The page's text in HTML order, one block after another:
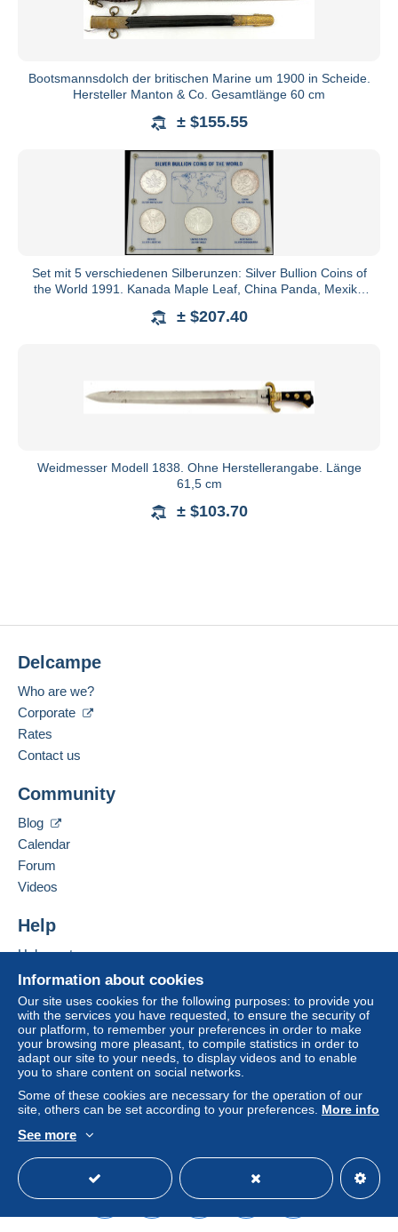
Bootsmannsdolch der britischen Marine um 1900 in Scheide.
Hersteller Manton & Co. Gesamtlänge 60 cm
± $155.55
Set mit 5 verschiedenen Silberunzen: Silver Bullion Coins of
the World 1991. Kanada Maple Leaf, China Panda, Mexiko
± $207.40
Weidmesser Modell 1838. Ohne Herstellerangabe. Länge
61,5 cm
± $103.70
Information about cookies
Our site uses cookies for the following purposes: to provide you
with the services you have requested, to ensure the security of
our platform, to remember your preferences in order to make
your browsing more pleasant, to compile statistics in order to
adapt our site to your needs, to display videos and to enable
you to share content on social networks.
Some of these cookies are necessary for the operation of our
site, others can be set according to your preferences. More info
See more
Delcampe
Who are we?
Corporate
Rates
Contact us
Community
Blog
Calendar
Forum
Videos
Help
Help center
Buying on Delcampe
Selling on Delcampe
A secure website